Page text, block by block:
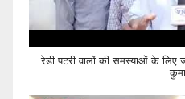
रेडी पटरी वालों की समस्याओं के लिए